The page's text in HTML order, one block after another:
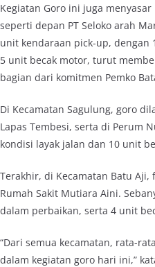
Kegiatan Goro ini juga
seperti depan PT Seloko arah
unit kendaraan pick-up, dengan
5 unit becak motor, turut
bagian dari komitmen Pemko
Di Kecamatan Sagulung, goro
Lapas Tembesi, serta di Perum
kondisi layak jalan dan 10 unit
Terakhir, di Kecamatan Batu
Rumah Sakit Mutiara Aini.
dalam perbaikan, serta 4 unit
“Dari semua kecamatan, rata-
dalam kegiatan goro hari ini,”